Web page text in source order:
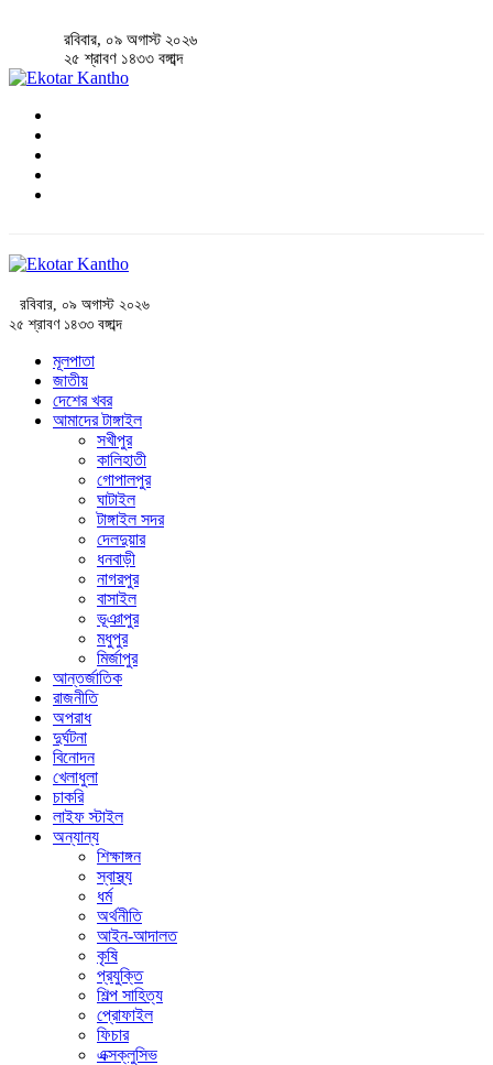
রবিবার, ০৯ অগাস্ট ২০২৬
২৫ শ্রাবণ ১৪৩৩ বঙ্গাব্দ
রবিবার, ০৯ অগাস্ট ২০২৬
২৫ শ্রাবণ ১৪৩৩ বঙ্গাব্দ
মূলপাতা
জাতীয়
দেশের খবর
আমাদের টাঙ্গাইল
সখীপুর
কালিহাতী
গোপালপুর
ঘাটাইল
টাঙ্গাইল সদর
দেলদুয়ার
ধনবাড়ী
নাগরপুর
বাসাইল
ভূঞাপুর
মধুপুর
মির্জাপুর
আন্তর্জাতিক
রাজনীতি
অপরাধ
দুর্ঘটনা
বিনোদন
খেলাধুলা
চাকরি
লাইফ স্টাইল
অন্যান্য
শিক্ষাঙ্গন
স্বাস্থ্য
ধর্ম
অর্থনীতি
আইন-আদালত
কৃষি
প্রযুক্তি
শিল্প সাহিত্য
প্রোফাইল
ফিচার
এক্সক্লুসিভ